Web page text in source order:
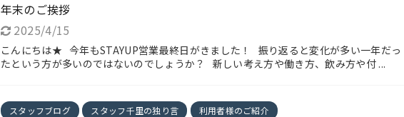
年末のご挨拶
2025/4/15
こんにちは★ 今年もSTAYUP営業最終日がきました！ 振り返ると変化が多い一年だっ
たという方が多いのではないのでしょうか？ 新しい考え方や働き方、飲み方や付 ...
スタッフブログ スタッフ千里の独り言 利用者様のご紹介